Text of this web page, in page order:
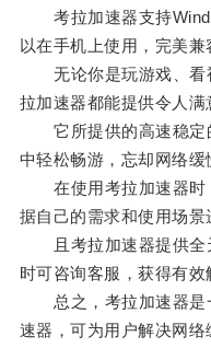
考拉加速器支持
以在手机上使用，完美兼
无论你是玩游戏、看
拉加速器都能提供令人满
它所提供的高速稳定
中轻松畅游，忘却网络缓
在使用考拉加速器时
据自己的需求和使用场景
且考拉加速器提供全
时可咨询客服，获得有效
总之，考拉加速器是
速器，可为用户解决网